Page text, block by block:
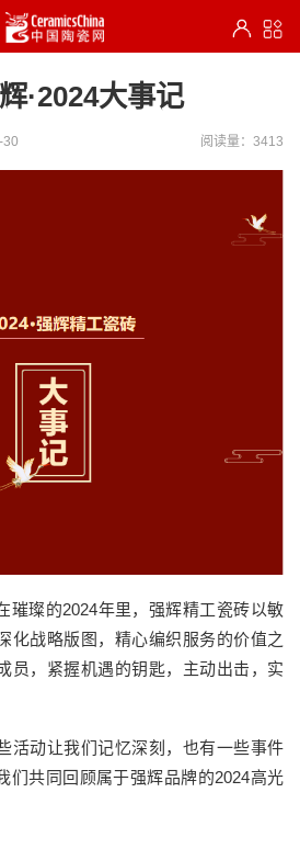
·2024大事记
30 阅读量：3413
璀璨的2024年里，强辉精工瓷砖以敏
化战略版图，精心编织服务的价值之
员，紧握机遇的钥匙，主动出击，实
活动让我们记忆深刻，也有一些事件
们共同回顾属于强辉品牌的2024高光